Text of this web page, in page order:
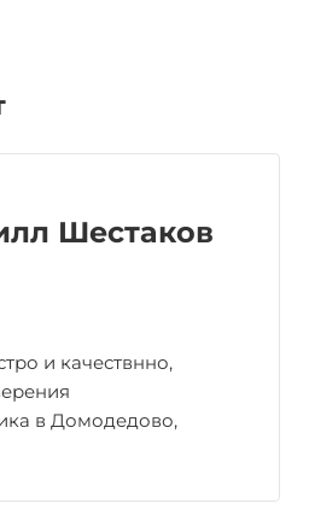
Шестаков
и качествнно,
в Домодедово,